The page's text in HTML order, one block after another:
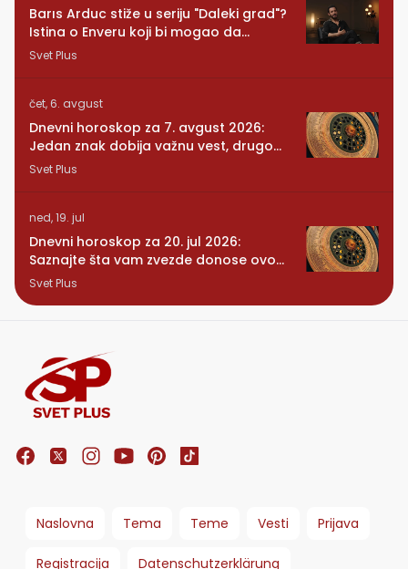
Barıs Arduc stiže u seriju "Daleki grad"?
Istina o Enveru koji bi mogao da
promeni sve
Svet Plus
čet, 6. avgust
Dnevni horoskop za 7. avgust 2026:
Jedan znak dobija važnu vest, drugom
se vraća osoba iz prošlosti
Svet Plus
ned, 19. jul
Dnevni horoskop za 20. jul 2026:
Saznajte šta vam zvezde donose ovog
ponedeljka
Svet Plus
Naslovna Tema Teme Vesti Prijava
Registracija Datenschutzerklärung